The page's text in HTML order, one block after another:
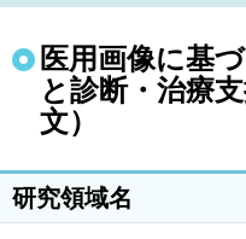
医用画像に基
と診断・治療
文）
研究領域名